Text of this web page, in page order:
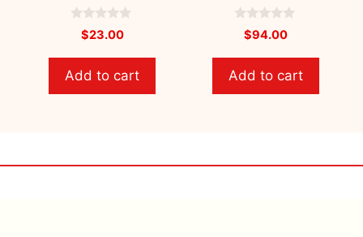
o
5
$23.00
Add to cart
o
5
$94.00
Add to cart